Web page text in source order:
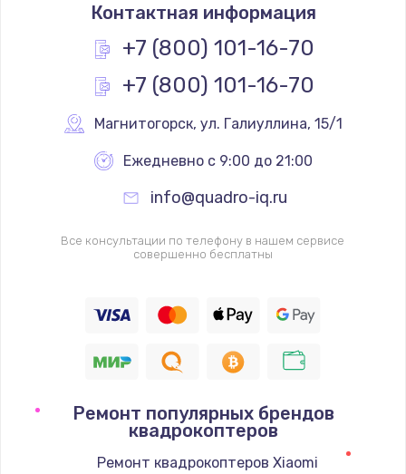
Контактная информация
+7 (800) 101-16-70
+7 (800) 101-16-70
Магнитогорск, ул. Галиуллина, 15/1
Ежедневно с 9:00 до 21:00
info@quadro-iq.ru
Все консультации по телефону в нашем сервисе
совершенно бесплатны
Ремонт популярных брендов
квадрокоптеров
Ремонт квадрокоптеров Xiaomi